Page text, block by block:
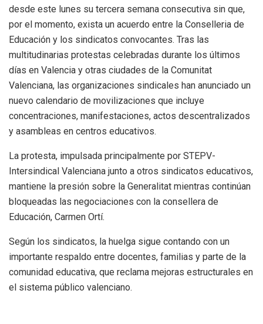
desde este lunes su tercera semana consecutiva sin que,
por el momento, exista un acuerdo entre la Conselleria de
Educación y los sindicatos convocantes. Tras las
multitudinarias protestas celebradas durante los últimos
días en Valencia y otras ciudades de la Comunitat
Valenciana, las organizaciones sindicales han anunciado un
nuevo calendario de movilizaciones que incluye
concentraciones, manifestaciones, actos descentralizados
y asambleas en centros educativos.
La protesta, impulsada principalmente por STEPV-
Intersindical Valenciana junto a otros sindicatos educativos,
mantiene la presión sobre la Generalitat mientras continúan
bloqueadas las negociaciones con la consellera de
Educación, Carmen Ortí.
Según los sindicatos, la huelga sigue contando con un
importante respaldo entre docentes, familias y parte de la
comunidad educativa, que reclama mejoras estructurales en
el sistema público valenciano.